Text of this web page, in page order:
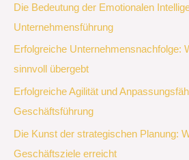
Die Bedeutung der Emotionalen
Unternehmensführung
Erfolgreiche Unternehmensnachfolge:
sinnvoll übergebt
Erfolgreiche Agilität und
Geschäftsführung
Die Kunst der strategischen Planung:
Geschäftsziele erreicht